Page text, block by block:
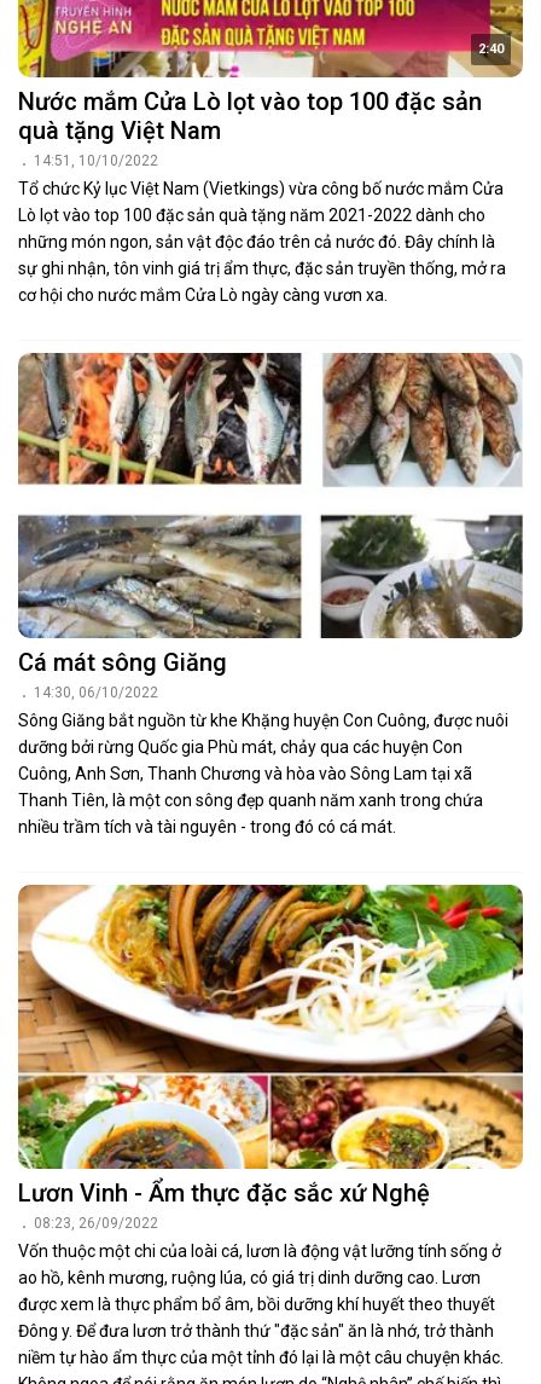
2:40
Nước mắm Cửa Lò lọt vào top 100 đặc sản
quà tặng Việt Nam
14:51, 10/10/2022
Tổ chức Kỷ lục Việt Nam (Vietkings) vừa công bố nước mắm Cửa
Lò lọt vào top 100 đặc sản quà tặng năm 2021-2022 dành cho
những món ngon, sản vật độc đáo trên cả nước đó. Đây chính là
sự ghi nhận, tôn vinh giá trị ẩm thực, đặc sản truyền thống, mở ra
cơ hội cho nước mắm Cửa Lò ngày càng vươn xa.
Cá mát sông Giăng
14:30, 06/10/2022
Sông Giăng bắt nguồn từ khe Khặng huyện Con Cuông, được nuôi
dưỡng bởi rừng Quốc gia Phù mát, chảy qua các huyện Con
Cuông, Anh Sơn, Thanh Chương và hòa vào Sông Lam tại xã
Thanh Tiên, là một con sông đẹp quanh năm xanh trong chứa
nhiều trầm tích và tài nguyên - trong đó có cá mát.
Lươn Vinh - Ẩm thực đặc sắc xứ Nghệ
08:23, 26/09/2022
Vốn thuộc một chi của loài cá, lươn là động vật lưỡng tính sống ở
ao hồ, kênh mương, ruộng lúa, có giá trị dinh dưỡng cao. Lươn
được xem là thực phẩm bổ âm, bồi dưỡng khí huyết theo thuyết
Đông y. Để đưa lươn trở thành thứ "đặc sản" ăn là nhớ, trở thành
niềm tự hào ẩm thực của một tỉnh đó lại là một câu chuyện khác.